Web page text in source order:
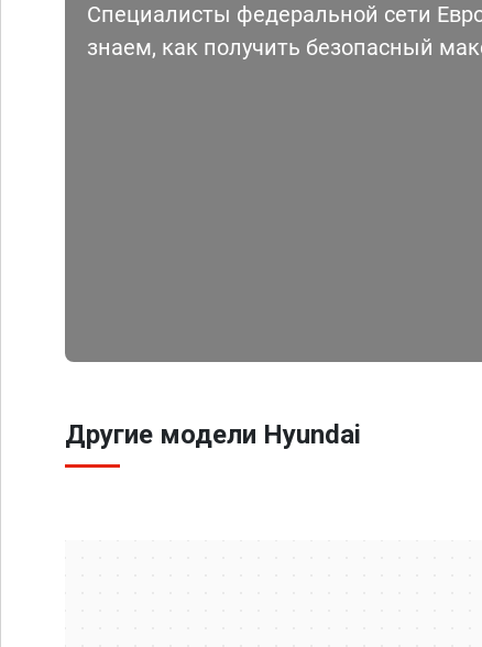
Специалисты федеральной сети
знаем, как получить безопасный
Другие модели Hyundai